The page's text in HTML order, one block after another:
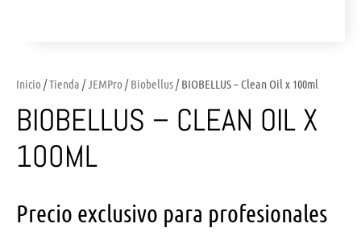
Inicio /Tienda /JEMPro /Biobellus/ BIOBELLUS – Clean Oil x 100ml
BIOBELLUS – CLEAN OIL X
100ML
Precio exclusivo para profesionales